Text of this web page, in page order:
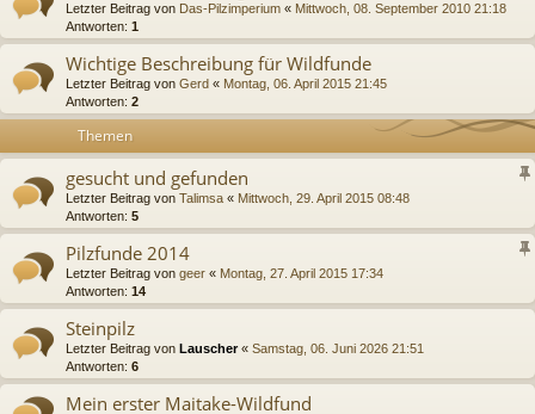
Letzter Beitrag von Das-Pilzimperium « Mittwoch, 08. September 2010 21:18
Antworten: 1
Wichtige Beschreibung für Wildfunde
Letzter Beitrag von Gerd « Montag, 06. April 2015 21:45
Antworten: 2
Themen
gesucht und gefunden
Letzter Beitrag von Talimsa « Mittwoch, 29. April 2015 08:48
Antworten: 5
Pilzfunde 2014
Letzter Beitrag von geer « Montag, 27. April 2015 17:34
Antworten: 14
Steinpilz
Letzter Beitrag von Lauscher« Samstag, 06. Juni 2026 21:51
Antworten: 6
Mein erster Maitake-Wildfund